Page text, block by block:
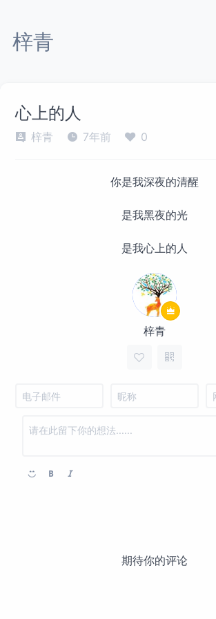
梓青
心上的人
梓青 7年前 0
你是我深夜的清醒
是我黑夜的光
是我心上的人
梓青
期待你的评论